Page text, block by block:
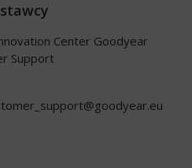
Center Goodyear
Support